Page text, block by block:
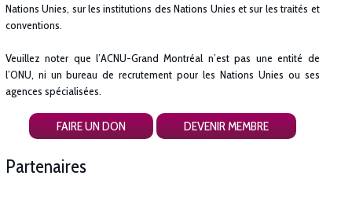
Nations Unies, sur les institutions des Nations Unies et sur les traités et
conventions.
Veuillez noter que l’ACNU-Grand Montréal n’est pas une entité de
l’ONU, ni un bureau de recrutement pour les Nations Unies ou ses
agences spécialisées.
FAIRE UN DON DEVENIR MEMBRE
Partenaires